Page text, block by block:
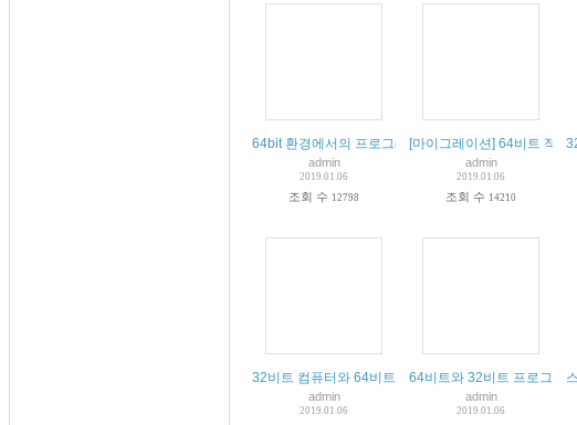
64bit 환경에서의 프로그래밍
admin
2019.01.06
조회 수 12798
[마이그레이션] 64비트 적용
admin
2019.01.06
조회 수 14210
32비트 컴퓨터와 64비트 컴퓨터의 차이점
admin
2019.01.06
64비트와 32비트 프로그래밍
admin
2019.01.06